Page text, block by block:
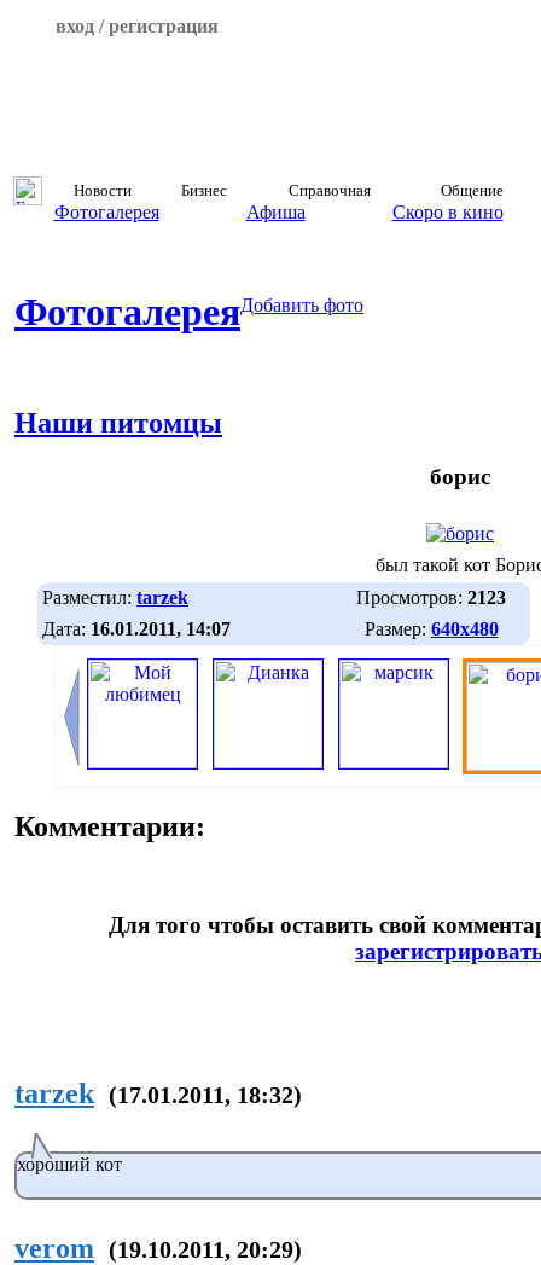
вход / регистрация
Новости Бизнес Справочная Общение
Фотогалерея Афиша Скоро в кино
ФотогалереяДобавить фото
Наши питомцы
борис
был такой кот
Разместил: tarzek Просмотров: 2123
Дата: 16.01.2011, 14:07 Размер: 640х480
Комментарии:
Для того чтобы оставить свой
tarzek (17.01.2011, 18:32)
хороший кот
verom (19.10.2011, 20:29)